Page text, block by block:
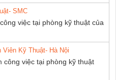
SMC
việc tại phòng kỹ thuật của
Viên Kỹ Thuật- Hà Nội
công việc tại phòng kỹ thuật